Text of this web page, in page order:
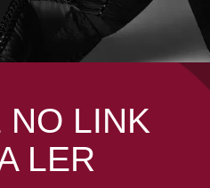
NO LINK
LER